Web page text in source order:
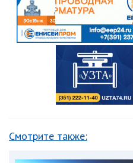
Смотрите также: